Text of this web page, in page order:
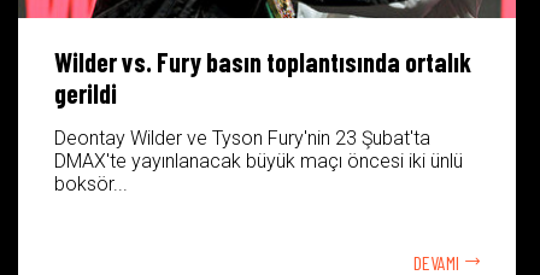
Wilder vs. Fury basın toplantısında ortalık
gerildi
Deontay Wilder ve Tyson Fury'nin 23 Şubat'ta
DMAX'te yayınlanacak büyük maçı öncesi iki ünlü
boksör...
DEVAMI